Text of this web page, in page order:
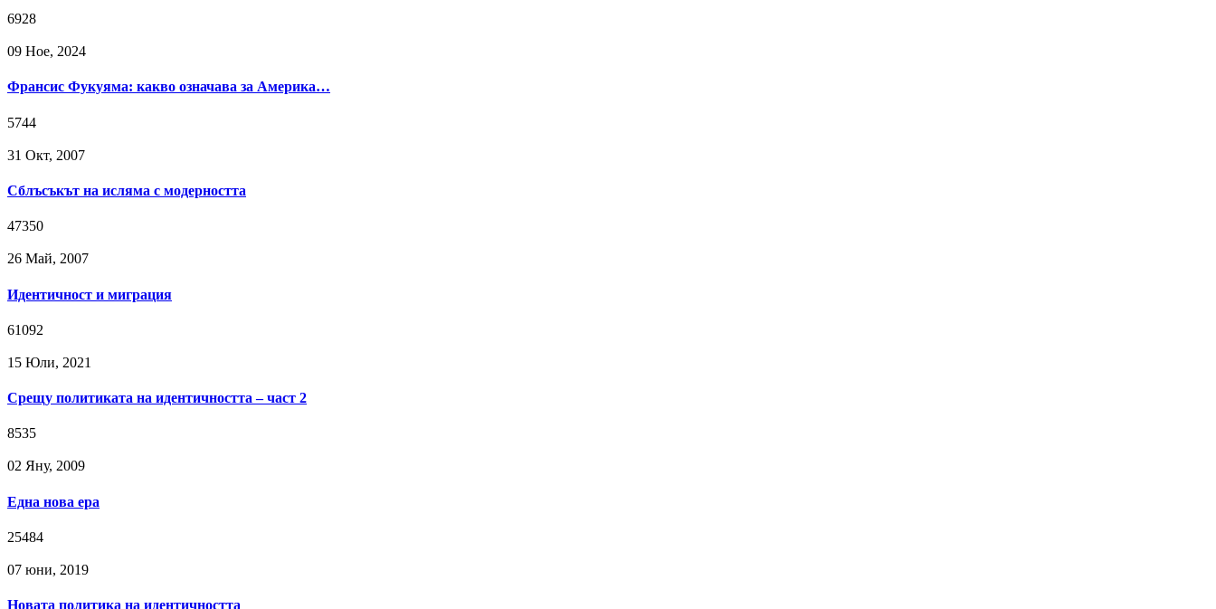
6928
09 Ное, 2024
Франсис Фукуяма: какво означава за Америка…
5744
31 Окт, 2007
Сблъсъкът на исляма с модерността
47350
26 Май, 2007
Идентичност и миграция
61092
15 Юли, 2021
Срещу политиката на идентичността – част 2
8535
02 Яну, 2009
Една нова ера
25484
07 юни, 2019
Новата политика на идентичността